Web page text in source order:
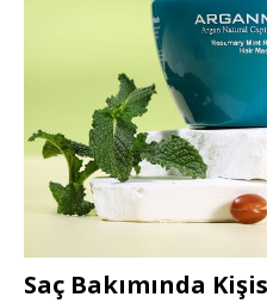
Saç Bakımında